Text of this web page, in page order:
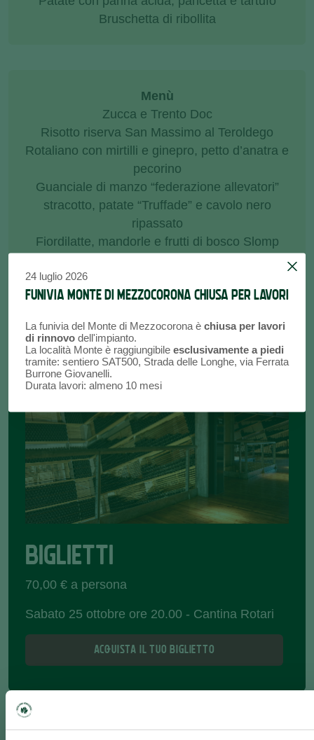
24 luglio 2026
FUNIVIA MONTE DI MEZZOCORONA CHIUSA PER LAVORI
La funivia del Monte di Mezzocorona è chiusa per lavori
di rinnovo dell'impianto.
La località Monte è raggiungibile esclusivamente a piedi
tramite: sentiero SAT500, Strada delle Longhe, via Ferrata
Burrone Giovanelli.
Durata lavori: almeno 10 mesi
Bruschetta di ribollita
Menù
Zucca e Trento Doc
Risotto riserva San Massimo al Teroldego
Rotaliano con mirtilli e ginepro, petto d’anatra e
pecorino
Guanciale di manzo “federazione allevatori”
stracotto, patate “Truffade” e cavolo nero
ripassato
Fiordilatte, mandorle e frutti di bosco Slomp
BIGLIETTI
70,00 € a persona
Sabato 25 ottobre ore 20.00 - Cantina Rotari
ACQUISTA IL TUO BIGLIETTO